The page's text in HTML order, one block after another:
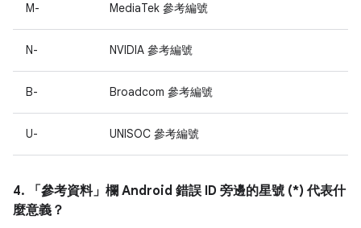
M- MediaTek 參考編號
N- NVIDIA 參考編號
B- Broadcom 參考編號
U- UNISOC 參考編號
4. 「參考資料」 欄 Android 錯誤 ID 旁邊的星號 (*) 代表什
麼意義？